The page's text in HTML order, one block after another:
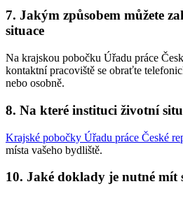
7. Jakým způsobem můžete
situace
Na krajskou pobočku Úřadu práce
kontaktní pracoviště se obraťte
nebo osobně.
8. Na které instituci životní
Krajské pobočky Úřadu práce České
místa vašeho bydliště.
10. Jaké doklady je nutné mít